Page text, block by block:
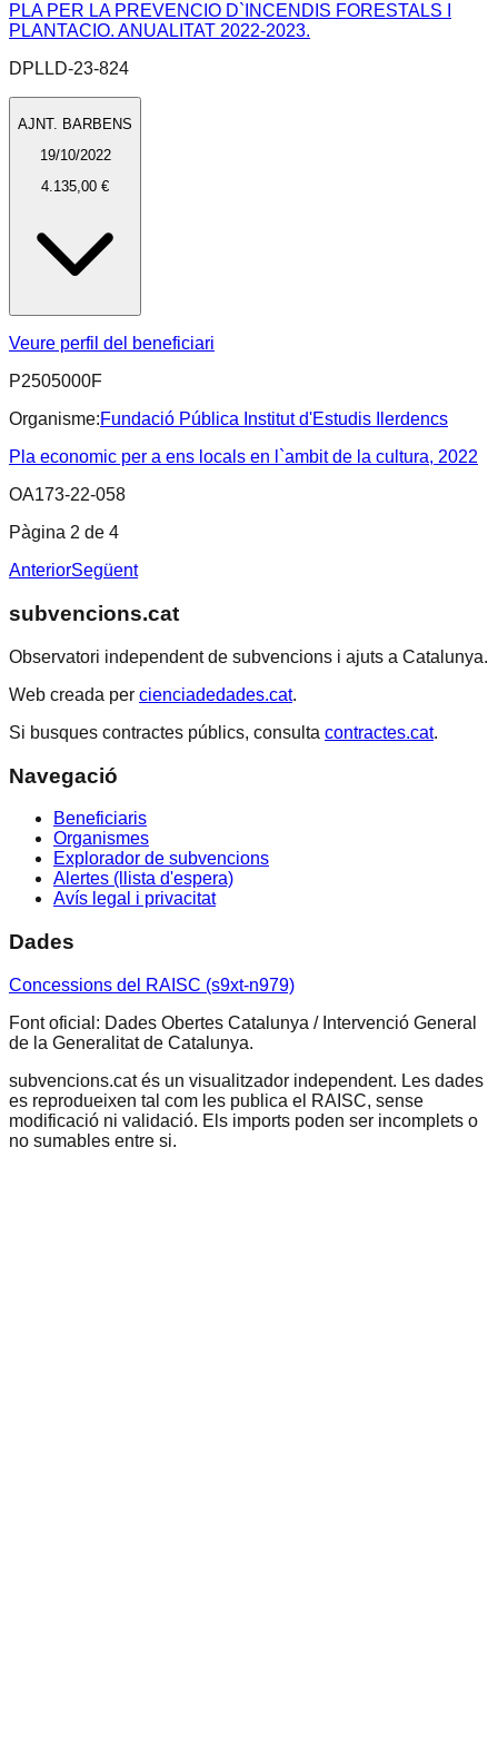
PLA PER LA PREVENCIO D`INCENDIS FORESTALS I
PLANTACIO. ANUALITAT 2022-2023.
DPLLD-23-824
AJNT. BARBENS
19/10/2022
4.135,00 €
Veure perfil del beneficiari
P2505000F
Organisme:Fundació Pública Institut d'Estudis Ilerdencs
Pla economic per a ens locals en l`ambit de la cultura, 2022
OA173-22-058
Pàgina 2 de 4
AnteriorSegüent
subvencions.cat
Observatori independent de subvencions i ajuts a Catalunya.
Web creada per cienciadedades.cat.
Si busques contractes públics, consulta contractes.cat.
Navegació
Beneficiaris
Organismes
Explorador de subvencions
Alertes (llista d'espera)
Avís legal i privacitat
Dades
Concessions del RAISC (s9xt-n979)
Font oficial: Dades Obertes Catalunya / Intervenció General
de la Generalitat de Catalunya.
subvencions.cat és un visualitzador independent. Les dades
es reprodueixen tal com les publica el RAISC, sense
modificació ni validació. Els imports poden ser incomplets o
no sumables entre si.